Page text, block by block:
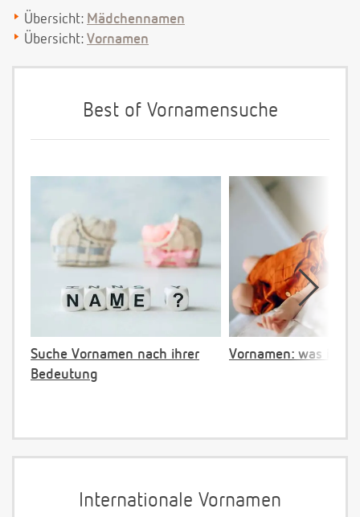
Übersicht: Mädchennamen
Übersicht: Vornamen
Best of Vornamensuche
Suche Vornamen nach ihrer
Bedeutung
Vornamen: was ist
Internationale Vornamen